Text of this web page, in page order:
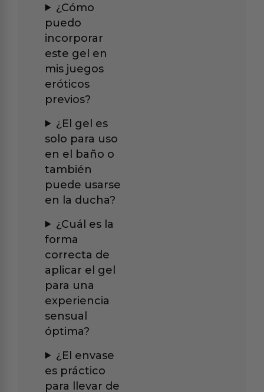
¿Cómo
puedo
incorporar
este gel en
mis juegos
eróticos
previos?
¿El gel es
solo para uso
en el baño o
también
puede usarse
en la ducha?
¿Cuál es la
forma
correcta de
aplicar el gel
para una
experiencia
sensual
óptima?
¿El envase
es práctico
para llevar de